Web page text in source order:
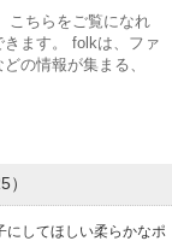
こちらをご覧になれ
ます。 folkは、ファ
の情報が集まる、
にしてほしい柔らかなポ